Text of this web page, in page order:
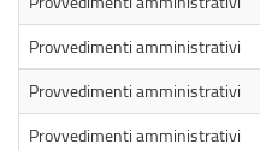
Provvedimenti amministrativi
Provvedimenti amministrativi
Provvedimenti amministrativi